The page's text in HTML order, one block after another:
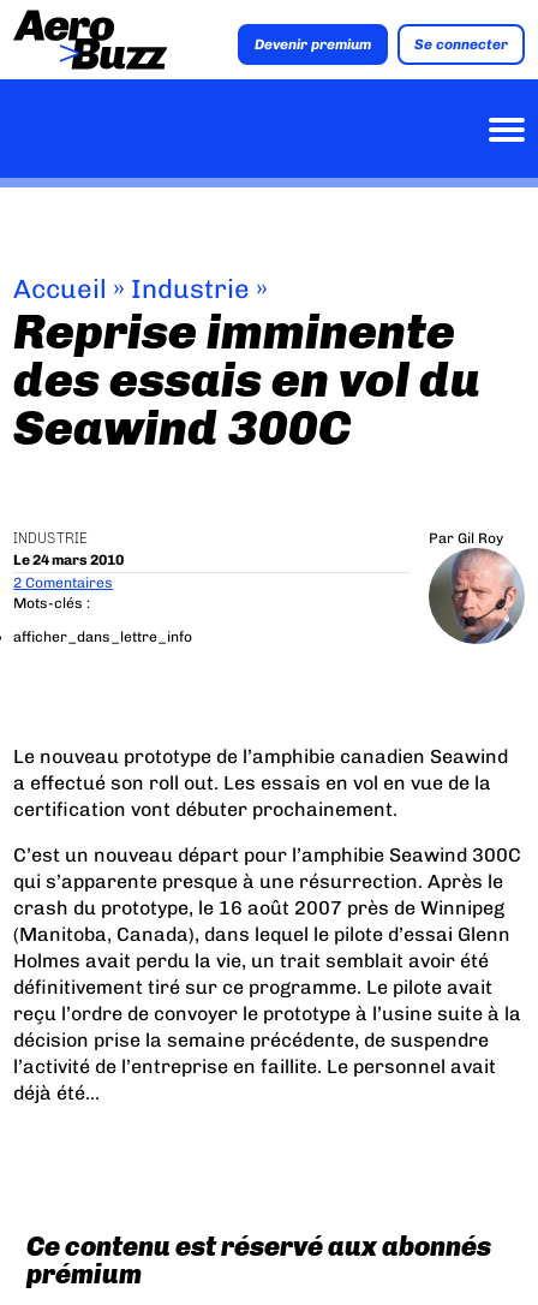
Devenir premium Se connecter
Accueil » Industrie »
Reprise imminente
des essais en vol du
Seawind 300C
INDUSTRIE
Le 24 mars 2010
Par Gil Roy
2 Comentaires
Mots-clés :
afficher_dans_lettre_info
Le nouveau prototype de l’amphibie canadien Seawind
a effectué son roll out. Les essais en vol en vue de la
certification vont débuter prochainement.
C’est un nouveau départ pour l’amphibie Seawind 300C
qui s’apparente presque à une résurrection. Après le
crash du prototype, le 16 août 2007 près de Winnipeg
(Manitoba, Canada), dans lequel le pilote d’essai Glenn
Holmes avait perdu la vie, un trait semblait avoir été
définitivement tiré sur ce programme. Le pilote avait
reçu l’ordre de convoyer le prototype à l’usine suite à la
décision prise la semaine précédente, de suspendre
l’activité de l’entreprise en faillite. Le personnel avait
déjà été...
Ce contenu est réservé aux abonnés
prémium